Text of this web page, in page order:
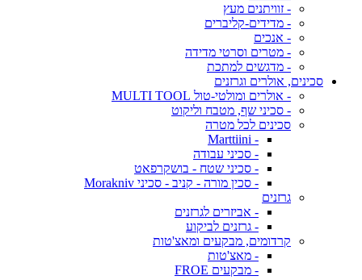
- זוויתנים מעץ
- מדידים-קליברים
- אנכים
- מטרים וסרטי מדידה
- מדגשים למתכת
סכינים, אולרים וגרזנים
- אולרים ומולטי-טול MULTI TOOL
- סכיני שף, מטבח וליקוט
סכינים לכל מטרה
- Marttiini
- סכיני עבודה
- סכיני שטח - בושקרפאט
- סכין מורה - קניב - סכיני Morakniv
גרזנים
- אביזרים לגרזנים
- גרזנים לביקוע
קרדומים, מבקעים ומאצ'טות
- מאצ'טות
- מבקעים FROE